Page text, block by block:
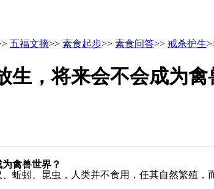
五福文摘>> 素食起步>> 素食问答>> 戒杀护生
生，将来会不会成为禽
禽兽世界？
蚓、昆虫，人类并不食用，任其自然繁殖，